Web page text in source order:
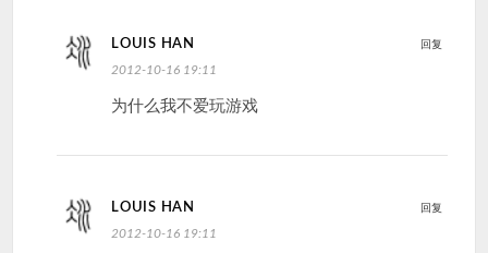
LOUIS HAN
2012-10-16 19:11
为什么我不爱玩游戏
回复
LOUIS HAN
2012-10-16 19:11
回复